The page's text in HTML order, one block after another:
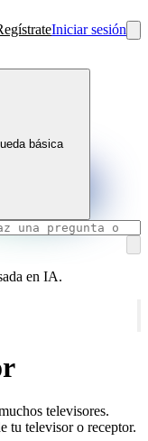
Iniciar sesión
básica
en IA.
televisores.
tu televisor o receptor.